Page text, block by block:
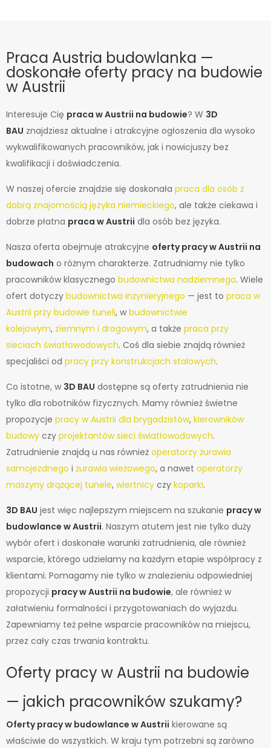
Pełny etat
Praca Austria budowlanka —
doskonałe oferty pracy na budowie
w Austrii
Interesuje Cię praca w Austrii na budowie? W 3D
BAU znajdziesz aktualne i atrakcyjne ogłoszenia dla wysoko
wykwalifikowanych pracowników, jak i nowicjuszy bez
kwalifikacji i doświadczenia.
W naszej ofercie znajdzie się doskonała praca dla osób z
dobrą znajomością języka niemieckiego, ale także ciekawa i
dobrze płatna praca w Austrii dla osób bez języka.
Nasza oferta obejmuje atrakcyjne oferty pracy w Austrii na
budowach o różnym charakterze. Zatrudniamy nie tylko
pracowników klasycznego budownictwa nadziemnego. Wiele
ofert dotyczy budownictwa inżynieryjnego — jest to praca w
Austrii przy budowie tuneli, w budownictwie
kolejowym, ziemnym i drogowym, a także praca przy
sieciach światłowodowych. Coś dla siebie znajdą również
specjaliści od pracy przy konstrukcjach stalowych.
Co istotne, w 3D BAU dostępne są oferty zatrudnienia nie
tylko dla robotników fizycznych. Mamy również świetne
propozycje pracy w Austrii dla brygadzistów, kierowników
budowy czy projektantów sieci światłowodowych.
Zatrudnienie znajdą u nas również operatorzy żurawia
samojezdnego i żurawia wieżowego, a nawet operatorzy
maszyny drążącej tunele, wiertnicy czy koparki.
3D BAU jest więc najlepszym miejscem na szukanie pracy w
budowlance w Austrii. Naszym atutem jest nie tylko duży
wybór ofert i doskonałe warunki zatrudnienia, ale również
wsparcie, którego udzielamy na każdym etapie współpracy z
klientami. Pomagamy nie tylko w znalezieniu odpowiedniej
propozycji pracy w Austrii na budowie, ale również w
załatwieniu formalności i przygotowaniach do wyjazdu.
Zapewniamy też pełne wsparcie pracowników na miejscu,
przez cały czas trwania kontraktu.
Oferty pracy w Austrii na budowie
— jakich pracowników szukamy?
Oferty pracy w budowlance w Austrii kierowane są
właściwie do wszystkich. W kraju tym potrzebni są zarówno